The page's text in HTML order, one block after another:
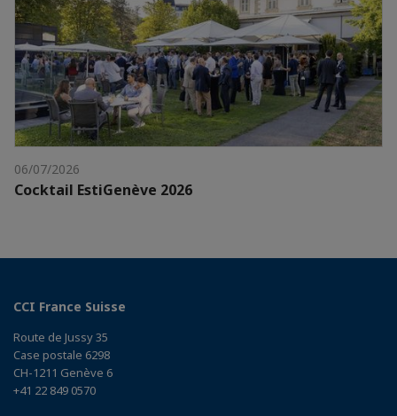
06/07/2026
Cocktail EstiGenève 2026
CCI France Suisse
Route de Jussy 35
Case postale 6298
CH-1211 Genève 6
+41 22 849 0570